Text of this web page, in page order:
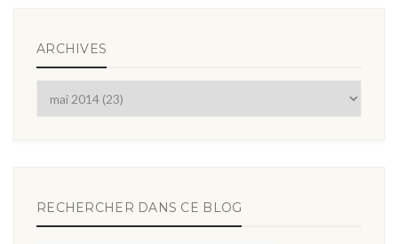
ARCHIVES
RECHERCHER DANS CE BLOG